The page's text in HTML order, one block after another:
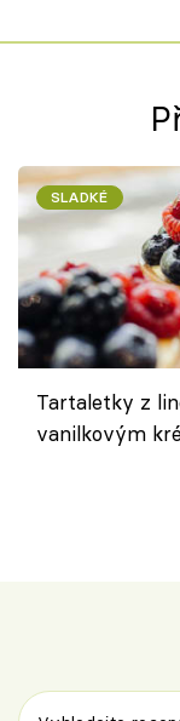
SLADKÉ
Tartaletky z
vanilkovým